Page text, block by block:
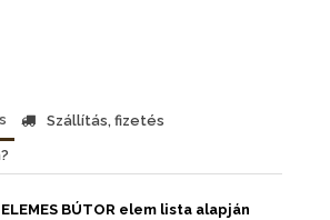
Szállítás, fizetés
BÚTOR elem lista alapján